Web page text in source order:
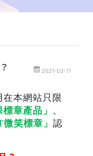
2021-03-11
在本網站只限
標章產品」、
笑標章」 認